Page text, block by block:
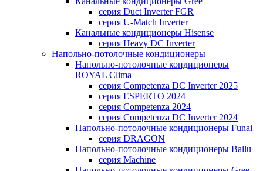
серия Duct Inverter FGR
серия U-Match Inverter
Канальные кондиционеры Hisense
серия Heavy DC Inverter
Напольно-потолочные кондиционеры
Напольно-потолочные кондиционеры
ROYAL Clima
серия Competenza DC Inverter 2025
серия ESPERTO 2024
серия Competenza 2024
серия Competenza DC Inverter 2024
Напольно-потолочные кондиционеры Funai
серия DRAGON
Напольно-потолочные кондиционеры Ballu
серия Machine